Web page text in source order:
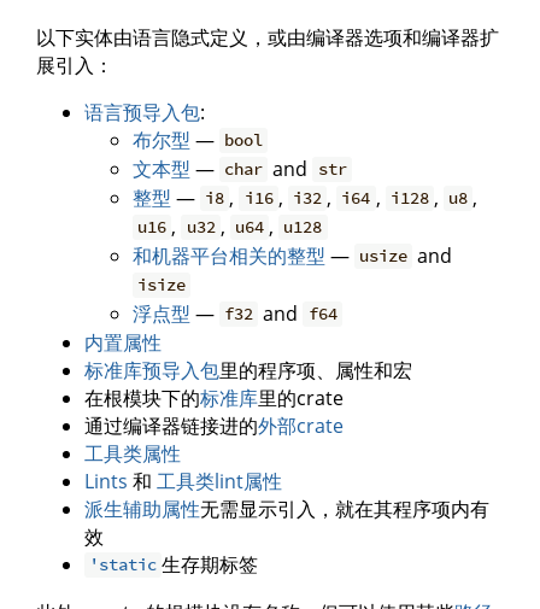
以下实体由语言隐式定义，或由编译器选项和编译器扩
展引入：
语言预导入包:
布尔型 — bool
文本型 — char and str
整型 — i8 , i16 , i32 , i64 , i128 , u8 ,
u16 , u32 , u64 , u128
和机器平台相关的整型 — usize and
isize
浮点型 — f32 and f64
内置属性
标准库预导入包里的程序项、属性和宏
在根模块下的标准库里的crate
通过编译器链接进的外部crate
工具类属性
Lints 和 工具类lint属性
派生辅助属性无需显示引入，就在其程序项内有
效
'static 生存期标签